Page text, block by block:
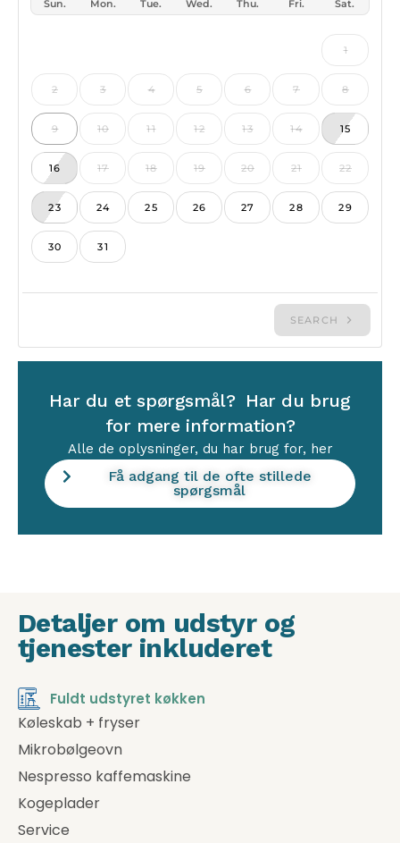
Har du et spørgsmål? Har du brug
for mere information?
Alle de oplysninger, du har brug for, her
Få adgang til de ofte stillede
spørgsmål
Detaljer om udstyr og
tjenester inkluderet
Fuldt udstyret køkken
Køleskab + fryser
Mikrobølgeovn
Nespresso kaffemaskine
Kogeplader
Service